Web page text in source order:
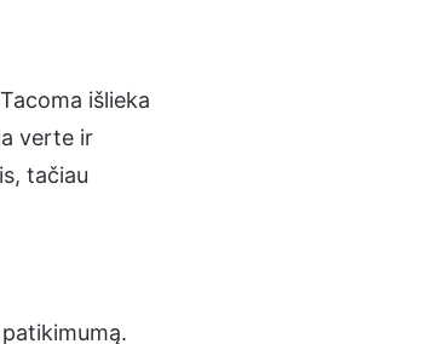
išlieka
verte ir
tačiau